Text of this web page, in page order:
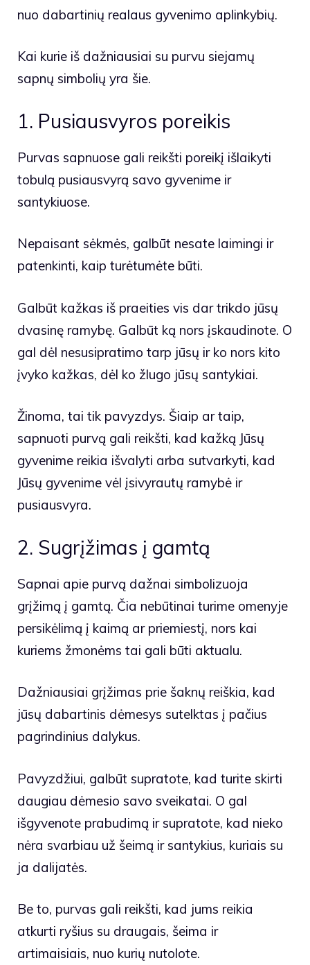
nuo dabartinių realaus gyvenimo aplinkybių.
Kai kurie iš dažniausiai su purvu siejamų
sapnų simbolių yra šie.
1. Pusiausvyros poreikis
Purvas sapnuose gali reikšti poreikį išlaikyti
tobulą pusiausvyrą savo gyvenime ir
santykiuose.
Nepaisant sėkmės, galbūt nesate laimingi ir
patenkinti, kaip turėtumėte būti.
Galbūt kažkas iš praeities vis dar trikdo jūsų
dvasinę ramybę. Galbūt ką nors įskaudinote. O
gal dėl nesusipratimo tarp jūsų ir ko nors kito
įvyko kažkas, dėl ko žlugo jūsų santykiai.
Žinoma, tai tik pavyzdys. Šiaip ar taip,
sapnuoti purvą gali reikšti, kad kažką Jūsų
gyvenime reikia išvalyti arba sutvarkyti, kad
Jūsų gyvenime vėl įsivyrautų ramybė ir
pusiausvyra.
2. Sugrįžimas į gamtą
Sapnai apie purvą dažnai simbolizuoja
grįžimą į gamtą. Čia nebūtinai turime omenyje
persikėlimą į kaimą ar priemiestį, nors kai
kuriems žmonėms tai gali būti aktualu.
Dažniausiai grįžimas prie šaknų reiškia, kad
jūsų dabartinis dėmesys sutelktas į pačius
pagrindinius dalykus.
Pavyzdžiui, galbūt supratote, kad turite skirti
daugiau dėmesio savo sveikatai. O gal
išgyvenote prabudimą ir supratote, kad nieko
nėra svarbiau už šeimą ir santykius, kuriais su
ja dalijatės.
Be to, purvas gali reikšti, kad jums reikia
atkurti ryšius su draugais, šeima ir
artimaisiais, nuo kurių nutolote.